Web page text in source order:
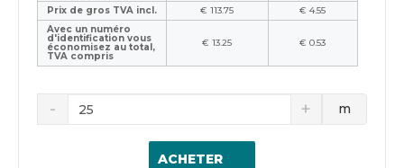
Prix de gros TVA incl.
€ 113.75
€ 4.55
Avec un numéro
d'identification vous
économisez au total,
TVA compris
€ 13.25 € 0.53
m
ACHETER